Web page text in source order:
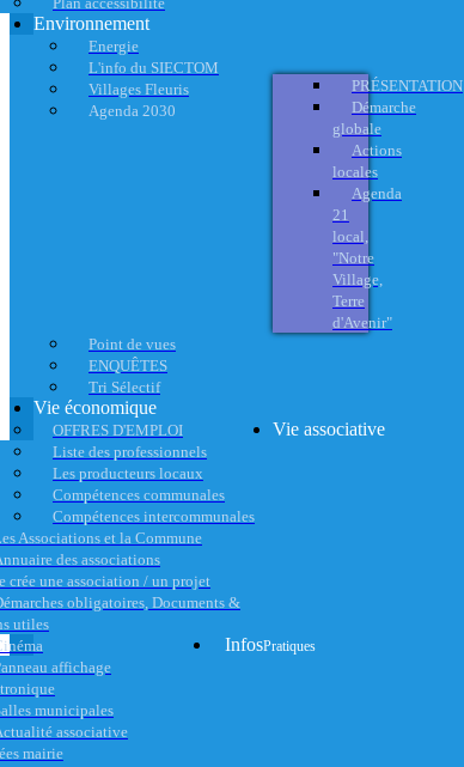
Environnement
Energie
L'info du SIECTOM
Villages Fleuris
Agenda 2030
PRÉSENTATION
Démarche
globale
Actions
locales
Agenda
21
local,
"Notre
Village,
Terre
d'Avenir"
Point de vues
ENQUÊTES
Tri Sélectif
Vie économique
OFFRES D'EMPLOI
Liste des professionnels
Les producteurs locaux
Compétences communales
Compétences intercommunales
Vie associative
Associations et la Commune
des associations
crée une association / un projet
obligatoires, Documents &
utiles
affichage
municipales
associative
InfosPratiques
mairie